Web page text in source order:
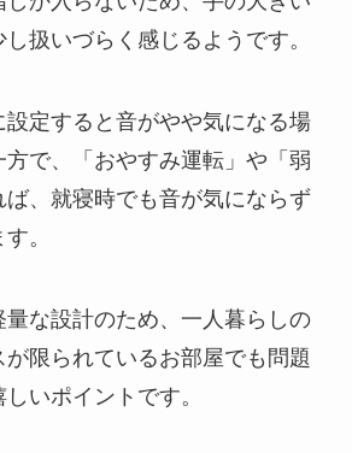
扱いづらく感じるようです。
定すると音がやや気になる場
で、「おやすみ運転」や「弱
ば、就寝時でも音が気にならず
。
量な設計のため、一人暮らしの
限られているお部屋でも問題
いポイントです。